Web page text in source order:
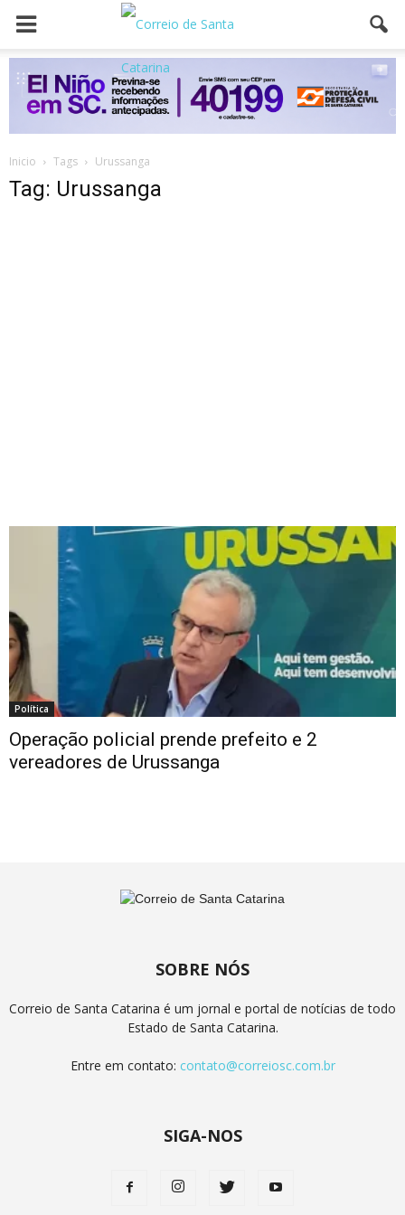
Inicio Tags Urussanga
Tag: Urussanga
Política
Operação policial prende prefeito e 2
vereadores de Urussanga
SOBRE NÓS
Correio de Santa Catarina é um jornal e portal de notícias de todo
Estado de Santa Catarina.
Entre em contato: contato@correiosc.com.br
SIGA-NOS